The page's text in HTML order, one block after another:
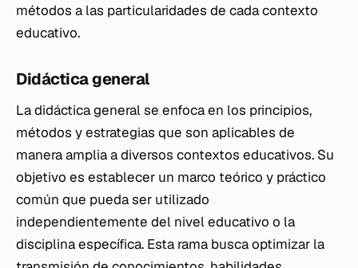
métodos a las particularidades de cada contexto
educativo.
Didáctica general
La didáctica general se enfoca en los principios,
métodos y estrategias que son aplicables de
manera amplia a diversos contextos educativos. Su
objetivo es establecer un marco teórico y práctico
común que pueda ser utilizado
independientemente del nivel educativo o la
disciplina específica. Esta rama busca optimizar la